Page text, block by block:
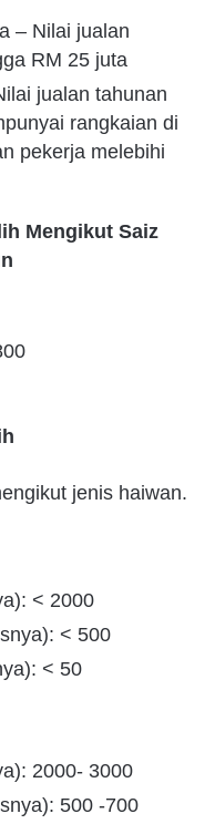
– Nilai jualan
RM 25 juta
jualan tahunan
rangkaian di
pekerja melebihi
Mengikut Saiz
jenis haiwan.
< 2000
< 500
< 50
2000- 3000
500 -700